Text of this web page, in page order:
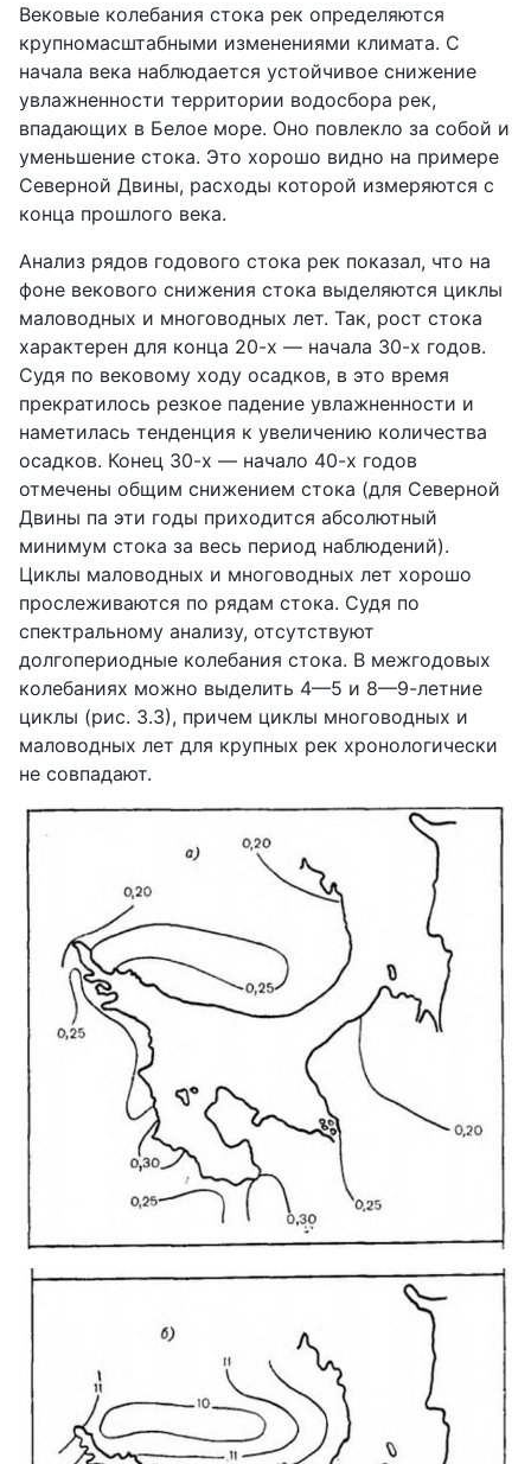
Вековые колебания стока рек определяются
крупномасштабными изменениями климата. С
начала века наблюдается устойчивое снижение
увлажненности территории водосбора рек,
впадающих в Белое море. Оно повлекло за собой и
уменьшение стока. Это хорошо видно на примере
Северной Двины, расходы которой измеряются с
конца прошлого века.
Анализ рядов годового стока рек показал, что на
фоне векового снижения стока выделяются циклы
маловодных и многоводных лет. Так, рост стока
характерен для конца 20-х — начала 30-х годов.
Судя по вековому ходу осадков, в это время
прекратилось резкое падение увлажненности и
наметилась тенденция к увеличению количества
осадков. Конец 30-х — начало 40-х годов
отмечены общим снижением стока (для Северной
Двины па эти годы приходится абсолютный
минимум стока за весь период наблюдений).
Циклы маловодных и многоводных лет хорошо
прослеживаются по рядам стока. Судя по
спектральному анализу, отсутствуют
долгопериодные колебания стока. В межгодовых
колебаниях можно выделить 4—5 и 8—9-летние
циклы (рис. 3.3), причем циклы многоводных и
маловодных лет для крупных рек хронологически
не совпадают.